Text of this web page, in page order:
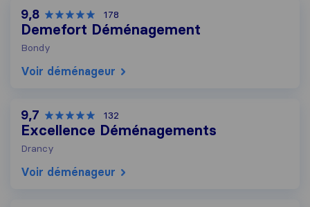
9,8 178
Demefort Déménagement
Bondy
Voir déménageur
9,7 132
Excellence Déménagements
Drancy
Voir déménageur